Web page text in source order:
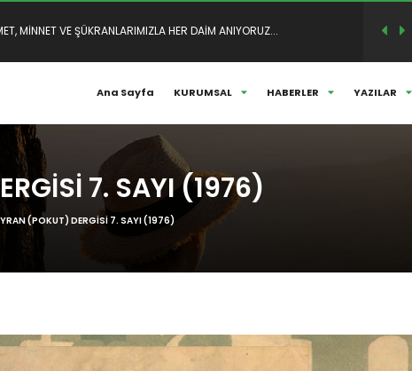
YAYINDAYIZ
TARİHÇESİ SUNUM VE SÖYLEŞİSİ..
MİNNET VE ŞÜKRANLARIMIZLA HER DAİM ANIYORUZ...
Ana Sayfa KURUMSAL HABERLER YAZILAR
7. SAYI (1976)
(POKUT) DERGİSİ 7. SAYI (1976)